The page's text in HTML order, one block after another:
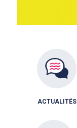
ACTUALITÉS